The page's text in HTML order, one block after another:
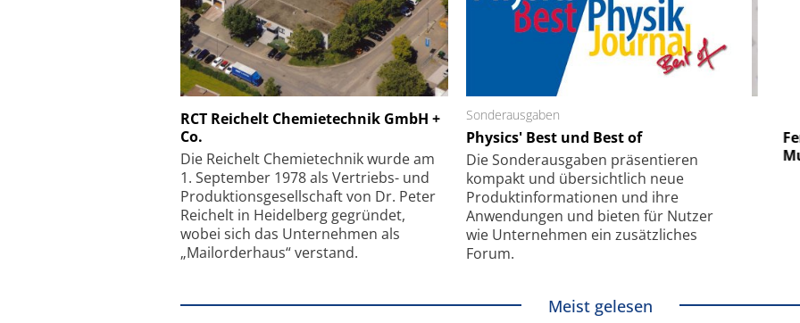
RCT Reichelt Chemietechnik GmbH +
Co.
Die Reichelt Chemietechnik wurde am
1. September 1978 als Vertriebs- und
Produktionsgesellschaft von Dr. Peter
Reichelt in Heidelberg gegründet,
wobei sich das Unternehmen als
„Mailorderhaus“ verstand.
Sonderausgaben
Physics' Best und Best of
Die Sonder­ausgaben präsentieren
kompakt und übersichtlich neue
Produkt­informationen und ihre
Anwendungen und bieten für Nutzer
wie Unternehmen ein zusätzliches
Forum.
Schäfter + Kirchhoff GmbH
Feinfokussierungsmechanismus
Elektronenmikroskopie auf
kleinstem Raum
Meist gelesen